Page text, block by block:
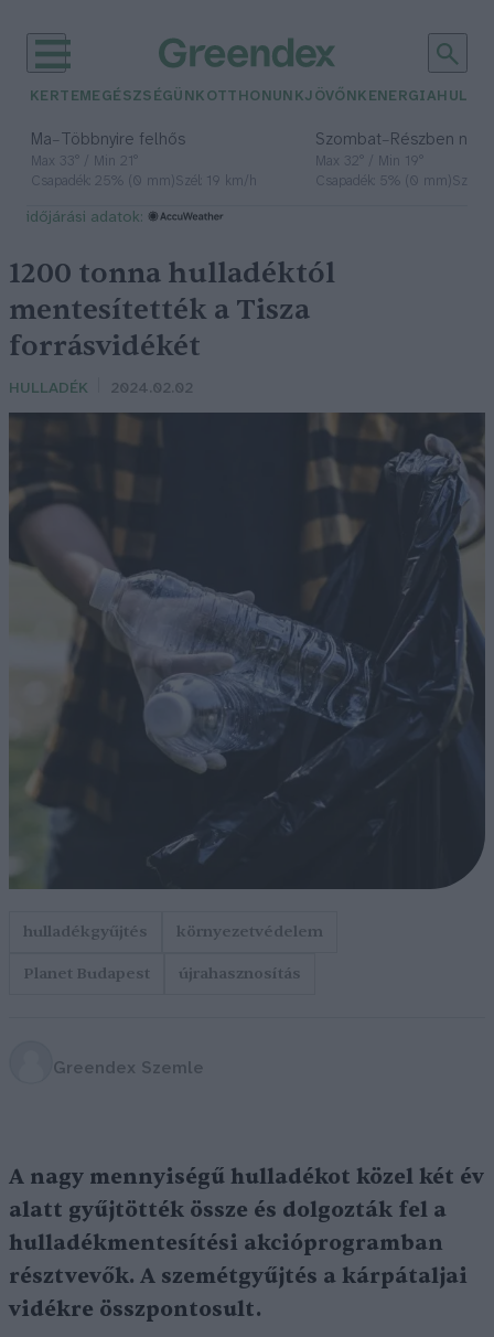
KERTEM EGÉSZSÉGÜNK OTTHONUNKJÖVŐNK ENERGIA
Ma– Többnyire felhős
Max 33° / Min 21°
Csapadék: 25% (0 mm)Szél: 19 km/h
Szombat– Részben
Max 32° / Min 19°
Csapadék: 5% (0 mm)Szél:
időjárási adatok:
1200 tonna hulladéktól
mentesítették a Tisza
forrásvidékét
HULLADÉK 2024.02.02
hulladékgyűjtés
környezetvédelem
Planet Budapest
újrahasznosítás
Greendex Szemle
A nagy mennyiségű hulladékot közel két év
alatt gyűjtötték össze és dolgozták fel a
hulladékmentesítési akcióprogramban
résztvevők. A szemétgyűjtés a kárpátaljai
vidékre összpontosult.